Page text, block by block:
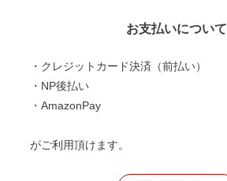
お支払いについて
・クレジットカード決済（前払い）
・NP後払い
・AmazonPay
がご利用頂けます。